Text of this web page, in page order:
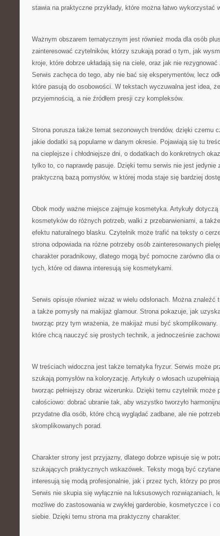
stawia na praktyczne przykłady, które można łatwo wykorzystać
Ważnym obszarem tematycznym jest również moda dla osób
zainteresować czytelników, którzy szukają porad o tym, jak
kroje, które dobrze układają się na ciele, oraz jak nie
Serwis zachęca do tego, aby nie bać się eksperymentów, lecz
które pasują do osobowości. W tekstach wyczuwalna jest idea,
przyjemnością, a nie źródłem presji czy kompleksów.
Strona porusza także temat sezonowych trendów, dzięki czemu
jakie dodatki są popularne w danym okresie. Pojawiają się tu
na cieplejsze i chłodniejsze dni, o dodatkach do konkretnych
tylko to, co naprawdę pasuje. Dzięki temu serwis nie jest jedynie
praktyczną bazą pomysłów, w której moda staje się bardziej
Obok mody ważne miejsce zajmuje kosmetyka. Artykuły
kosmetyków do różnych potrzeb, walki z przebarwieniami, a
efektu naturalnego blasku. Czytelnik może trafić na teksty o
strona odpowiada na różne potrzeby osób zainteresowanych
charakter poradnikowy, dlatego mogą być pomocne zarówno dla
tych, które od dawna interesują się kosmetykami.
Serwis opisuje również wizaż w wielu odsłonach. Można
a także pomysły na makijaż glamour. Strona pokazuje, jak
tworząc przy tym wrażenia, że makijaż musi być
które chcą nauczyć się prostych technik, a jednocześnie
W treściach widoczna jest także tematyka fryzur. Serwis może
szukają pomysłów na koloryzację. Artykuły o włosach
tworząc pełniejszy obraz wizerunku. Dzięki temu czytelnik może
całościowo: dobrać ubranie tak, aby wszystko tworzyło
przydatne dla osób, które chcą wyglądać zadbane, ale nie
skomplikowanych porad.
Charakter strony jest przyjazny, dlatego dobrze wpisuje się w
szukających praktycznych wskazówek. Teksty mogą być
interesują się modą profesjonalnie, jak i przez tych, którzy po
Serwis nie skupia się wyłącznie na luksusowych rozwiązaniach,
możliwe do zastosowania w zwykłej garderobie, kosmetyczce i
siebie. Dzięki temu strona ma praktyczny charakter.